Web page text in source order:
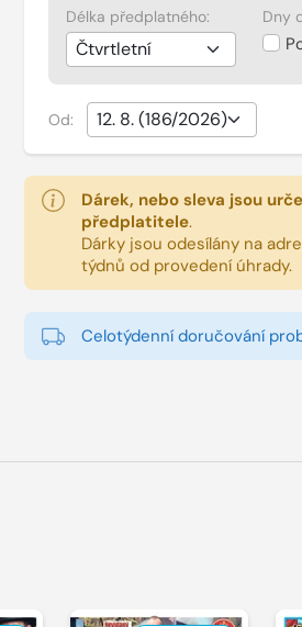
Délka předplatného: Dny
Od:
Dárek, nebo sleva jsou
předplatitele.
Dárky jsou odesílány na
týdnů od provedení úhrady.
Celotýdenní doručování